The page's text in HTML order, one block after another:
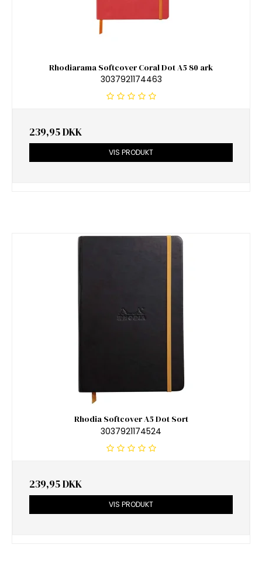
Rhodiarama Softcover Coral Dot A5 80 ark
3037921174463
239,95 DKK
VIS PRODUKT
Rhodia Softcover A5 Dot Sort
3037921174524
239,95 DKK
VIS PRODUKT